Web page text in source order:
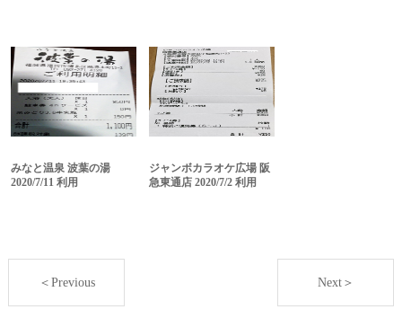
みなと温泉 波葉の湯
2020/7/11 利用
ジャンボカラオケ広場 阪
急東通店 2020/7/2 利用
＜Previous Next＞